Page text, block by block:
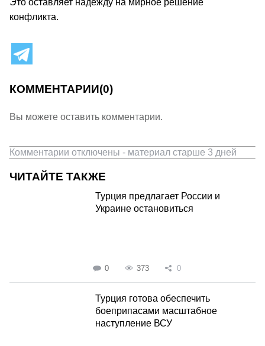
Это оставляет надежду на мирное решение
конфликта.
КОММЕНТАРИИ(0)
Вы можете оставить комментарии.
Комментарии отключены - материал старше 3 дней
ЧИТАЙТЕ ТАКЖЕ
Турция предлагает России и
Украине остановиться
0 373 0
Турция готова обеспечить
боеприпасами масштабное
наступление ВСУ